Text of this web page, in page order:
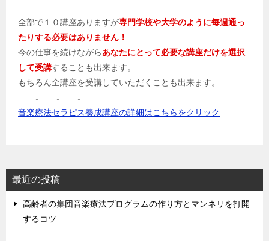
全部で１０講座ありますが専門学校や大学のように毎週通っ
たりする必要はありません！
今の仕事を続けながらあなたにとって必要な講座だけを選択
して受講することも出来ます。
もちろん全講座を受講していただくことも出来ます。
↓ ↓ ↓
音楽療法セラピス養成講座の詳細はこちらをクリック
最近の投稿
高齢者の集団音楽療法プログラムの作り方とマンネリを打開
するコツ